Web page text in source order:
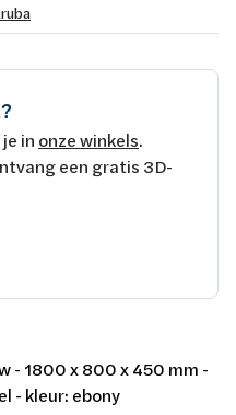
in onze winkels.
een gratis 3D-
- 1800 x 800 x 450 mm -
- kleur: ebony